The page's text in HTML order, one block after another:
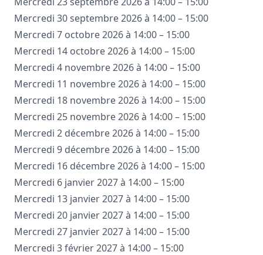
Mercredi 30 septembre 2026 à 14:00 – 15:00
Mercredi 7 octobre 2026 à 14:00 – 15:00
Mercredi 14 octobre 2026 à 14:00 – 15:00
Mercredi 4 novembre 2026 à 14:00 – 15:00
Mercredi 11 novembre 2026 à 14:00 – 15:00
Mercredi 18 novembre 2026 à 14:00 – 15:00
Mercredi 25 novembre 2026 à 14:00 – 15:00
Mercredi 2 décembre 2026 à 14:00 – 15:00
Mercredi 9 décembre 2026 à 14:00 – 15:00
Mercredi 16 décembre 2026 à 14:00 – 15:00
Mercredi 6 janvier 2027 à 14:00 – 15:00
Mercredi 13 janvier 2027 à 14:00 – 15:00
Mercredi 20 janvier 2027 à 14:00 – 15:00
Mercredi 27 janvier 2027 à 14:00 – 15:00
Mercredi 3 février 2027 à 14:00 – 15:00